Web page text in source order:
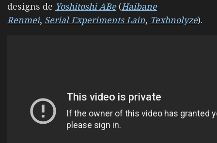
designs de Yoshitoshi ABe(Haibane
Renmei, Serial Experiments Lain, Texhnolyze).